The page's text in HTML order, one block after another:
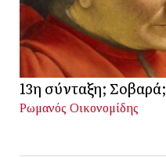
13η σύνταξη; Σοβαρά;
Ρωμανός Οικονομίδης